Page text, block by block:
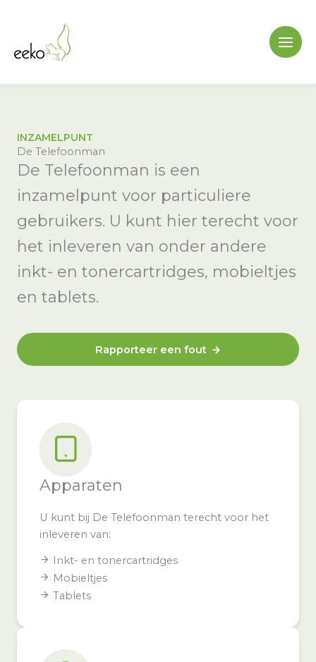
inhoud
INZAMELPUNT
De Telefoonman
De Telefoonman is een
inzamelpunt voor particuliere
gebruikers. U kunt hier terecht voor
het inleveren van onder andere
inkt- en tonercartridges, mobieltjes
en tablets.
Rapporteer een fout
Apparaten
U kunt bij De Telefoonman terecht voor het
inleveren van:
Inkt- en tonercartridges
Mobieltjes
Tablets